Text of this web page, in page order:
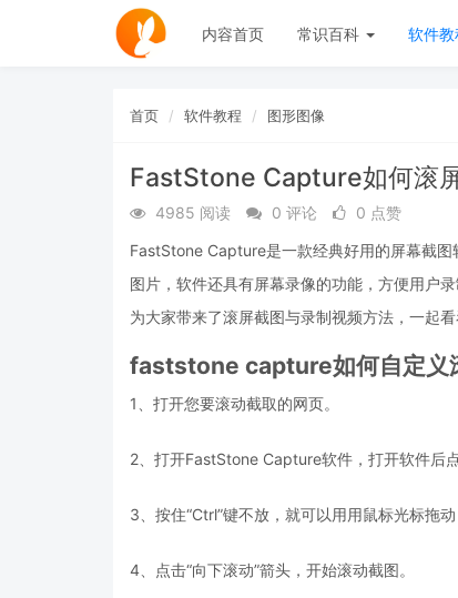
内容首页 常识百科 软件教
首页 软件教程 图形图像
FastStone Capture如何滚
4985 阅读 0 评论
0 点赞
FastStone Capture是一款经典好用的屏幕截
图片，软件还具有屏幕录像的功能，方便用户
为大家带来了滚屏截图与录制视频方法，一起看
faststone capture如何自定义
1、打开您要滚动截取的网页。
2、打开FastStone Capture软件，打开软件后
3、按住“Ctrl”键不放，就可以用用鼠标光标拖
4、点击“向下滚动”箭头，开始滚动截图。